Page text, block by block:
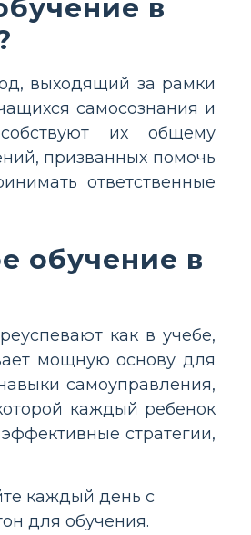
в
выходящий за рамки
самосознания и
их общему
призванных помочь
ответственные
обучение в
как в учебе,
мощную основу для
самоуправления,
каждый ребенок
стратегии,
каждый день с
для обучения.